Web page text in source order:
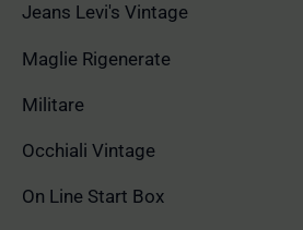
Jeans Levi's Vintage
Maglie Rigenerate
Militare
Occhiali Vintage
On Line Start Box